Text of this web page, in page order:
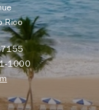
Rico
1000